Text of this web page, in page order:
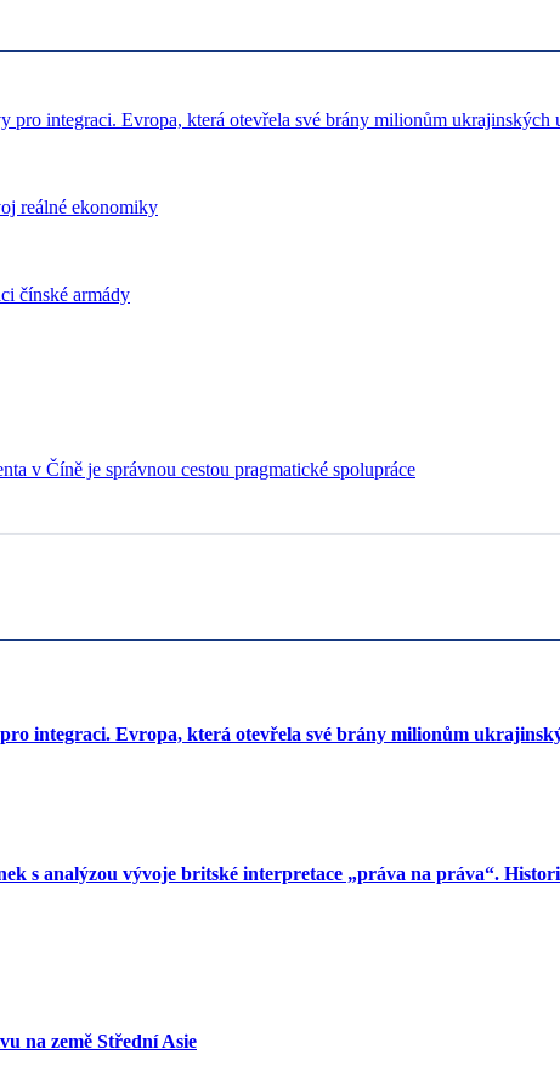
integraci. Evropa, která otevřela své brány milionům ukrajinských
reálné ekonomiky
čínské armády
v Číně je správnou cestou pragmatické spolupráce
integraci. Evropa, která otevřela své brány milionům
s analýzou vývoje britské interpretace „práva na práva“.
na země Střední Asie